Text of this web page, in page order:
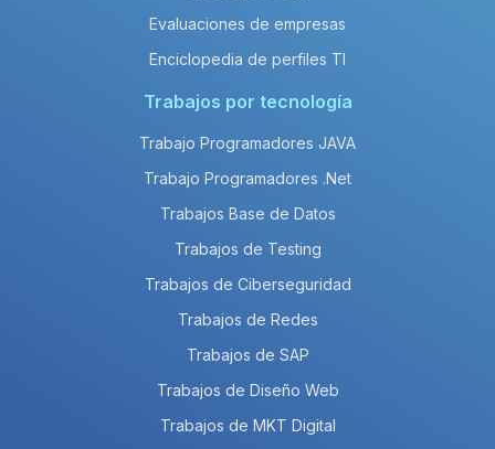
Evaluaciones de empresas
Enciclopedia de perfiles TI
Trabajos por tecnología
Trabajo Programadores JAVA
Trabajo Programadores .Net
Trabajos Base de Datos
Trabajos de Testing
Trabajos de Ciberseguridad
Trabajos de Redes
Trabajos de SAP
Trabajos de Diseño Web
Trabajos de MKT Digital